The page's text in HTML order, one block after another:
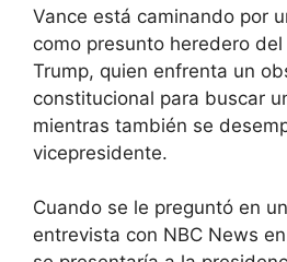
Vance está caminando por
como presunto heredero
Trump, quien enfrenta un
constitucional para buscar
mientras también se
vicepresidente.
Cuando se le preguntó en
entrevista con NBC News